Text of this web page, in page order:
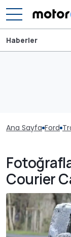
Haberler
Ana Sayfa Ford
Courier